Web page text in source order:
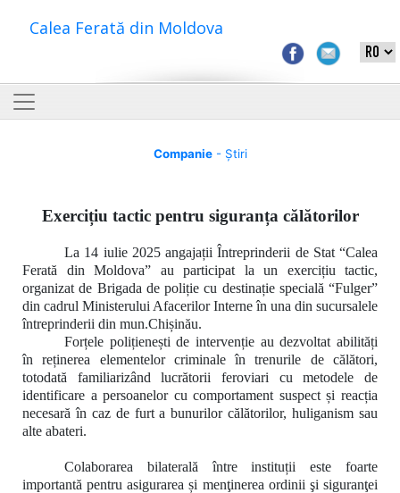
Calea Ferată din Moldova
Companie- Știri
Exercițiu tactic pentru siguranța călătorilor
La 14 iulie 2025 angajații Întreprinderii de Stat “Calea
Ferată din Moldova” au participat la un exercițiu tactic,
organizat de Brigada de poliție cu destinație specială “Fulger”
din cadrul Ministerului Afacerilor Interne în una din sucursalele
întreprinderii din mun.Chișinău.
Forțele polițienești de intervenție audezvoltat abilități
înreținerea elementelor criminale în trenurile de călători,
totodată familiarizând lucrătorii feroviari cu metodele de
identificare a persoanelor cu comportament suspect și reacția
necesară în caz de furt a bunurilor călătorilor, huliganism sau
alte abateri.
Colaborarea bilaterală între instituții este foarte
importantă pentru asigurarea și menţinerea ordinii şi siguranţei